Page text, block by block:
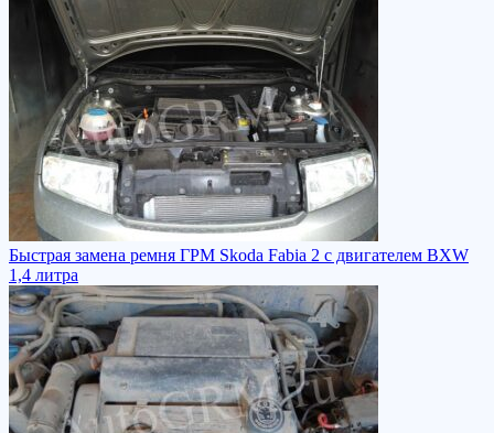
Быстрая замена ремня ГРМ Skoda Fabia 2 с двигателем BXW
1,4 литра